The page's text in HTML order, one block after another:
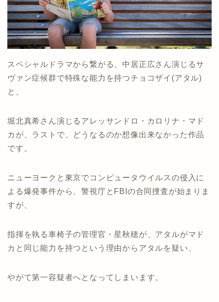
スペシャルドラマから繋がる、中居正広さん演じるサ
ヴァン症候群で特殊な能力を持つチョコザイ(アタル)
と、
堀北真希さん演じるアレッサンドロ・カロリナ・マド
カが、ラストで、どうなるのか想像出来なかった作品
です。
ニューヨークと東京でコンピュータウイルスの侵入に
よる爆発事件から、警視庁とFBIの合同捜査が始まりま
すが、
指揮を執る車椅子の管理官・星秋穂が、アタルがマド
カと同じ能力を持つという理由からアタルを疑い、
やがて第一容疑者へとなってしまいます。